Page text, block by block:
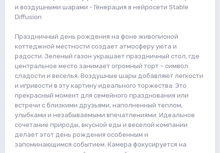
и воздушными шарами - Генерация в нейросети Stable
Diffusion
Праздничный день рождения на фоне живописной
коттеджной местности создает атмосферу уюта и
радости. Зеленый газон украшает праздничный стол, где
центральное место занимает огромный торт – символ
сладости и веселья. Воздушные шары добавляют легкости
и игривости в эту картину идеального торжества. Это
прекрасный момент для семейного празднования или
встречи с близкими друзьями, наполненный теплом,
улыбками и незабываемыми впечатлениями. Идеальное
сочетание природы, вкусной еды и веселой компании
делает этот день рождения особенным и
запоминающимся событием. Камера фокусируется на